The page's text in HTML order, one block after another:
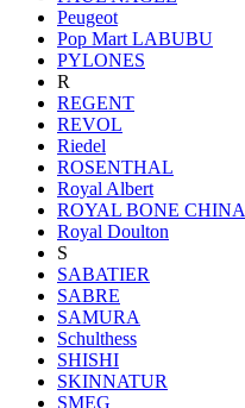
Peugeot
Pop Mart LABUBU
PYLONES
R
REGENT
REVOL
Riedel
ROSENTHAL
Royal Albert
ROYAL BONE CHINA
Royal Doulton
S
SABATIER
SABRE
SAMURA
Schulthess
SHISHI
SKINNATUR
SMEG